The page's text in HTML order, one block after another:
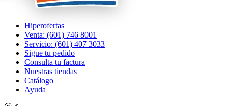
Hiperofertas
Venta: (601) 746 8001
Servicio: (601) 407 3033
Sigue tu pedido
Consulta tu factura
Nuestras tiendas
Catálogo
Ayuda